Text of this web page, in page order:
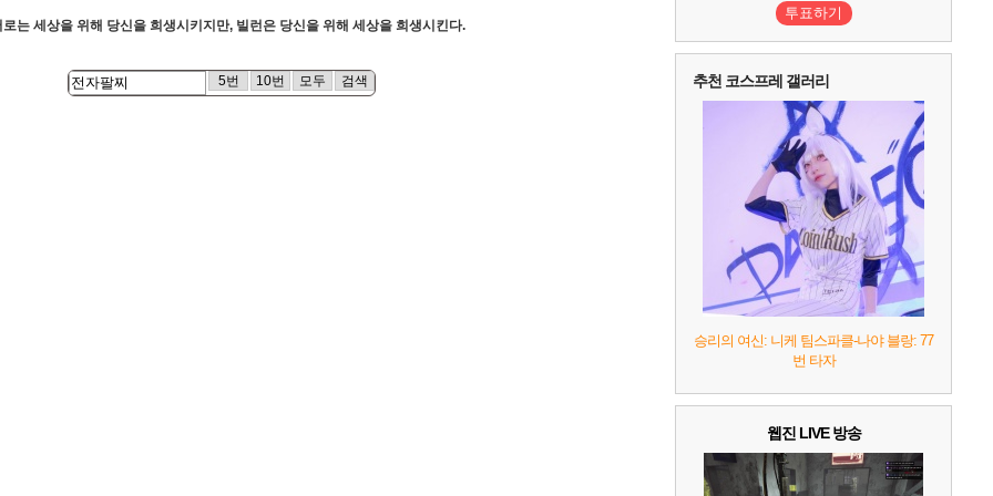
는 세상을 위해 당신을 희생시키지만, 빌런은 당신을 위해 세상을 희생시킨다.
5번 10번 모두 검색
10 레고 배트맨: 레거시 오브 더 다크 나이트
투표하기
추천 코스프레 갤러리
승리의 여신: 니케 팀스파클-나야 블랑: 77
번 타자
웹진 LIVE 방송